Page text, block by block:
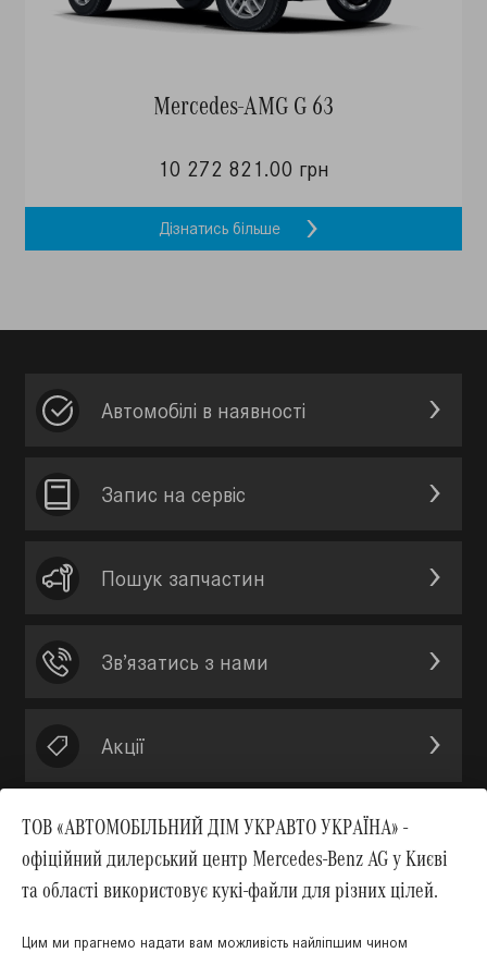
Mercedes-AMG G 63
10 272 821.00 грн
Дізнатись більше
ТОВ «АВТОМОБІЛЬНИЙ ДІМ УКРАВТО УКРАЇНА» -
офіційний дилерський центр Mercedes-Benz AG у Києві
та області використовує кукі-файли для різних цілей.
Цим ми прагнемо надати вам можливість найліпшим чином
Автомобілі в наявності
Запис на сервic
Пошук запчастин
Зв’язатись з нами
Акції
Вгору